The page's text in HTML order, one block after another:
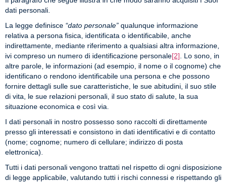
dati personali.
La legge definisce “dato personale” qualunque informazione
relativa a persona fisica, identificata o identificabile, anche
indirettamente, mediante riferimento a qualsiasi altra informazione,
ivi compreso un numero di identificazione personale[2] . Lo sono, in
altre parole, le informazioni (ad esempio, il nome o il cognome) che
identificano o rendono identificabile una persona e che possono
fornire dettagli sulle sue caratteristiche, le sue abitudini, il suo stile
di vita, le sue relazioni personali, il suo stato di salute, la sua
situazione economica e così via.
I dati personali in nostro possesso sono raccolti di direttamente
presso gli interessati e consistono in dati identificativi e di contatto
(nome; cognome; numero di cellulare; indirizzo di posta
elettronica).
Tutti i dati personali vengono trattati nel rispetto di ogni disposizione
di legge applicabile, valutando tutti i rischi connessi e rispettando gli